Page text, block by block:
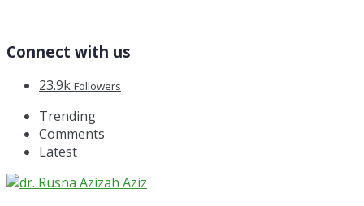
Connect with us
23.9k Followers
Trending
Comments
Latest